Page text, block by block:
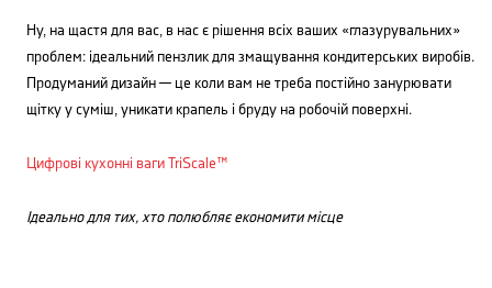
Ну, на щастя для вас, в нас є рішення всіх ваших «глазурувальних»
проблем: ідеальний пензлик для змащування кондитерських виробів.
Продуманий дизайн — це коли вам не треба постійно занурювати
щітку у суміш, уникати крапель і бруду на робочій поверхні.
Цифрові кухонні ваги TriScale™
Ідеально для тих, хто полюбляє економити місце